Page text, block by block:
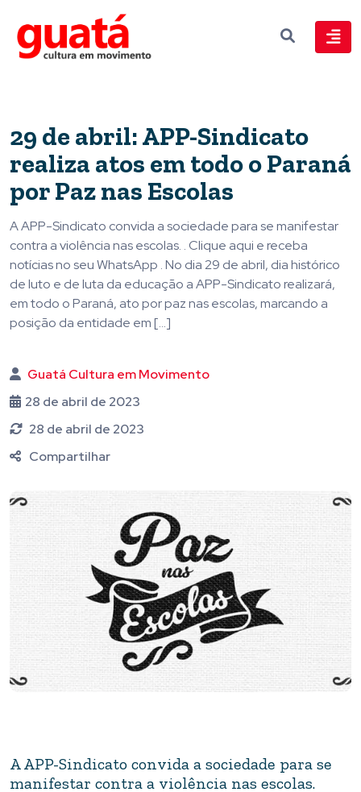
29 de abril: APP-Sindicato
realiza atos em todo o Paraná
por Paz nas Escolas
A APP-Sindicato convida a sociedade para se manifestar
contra a violência nas escolas. . Clique aqui e receba
notícias no seu WhatsApp . No dia 29 de abril, dia histórico
de luto e de luta da educação a APP-Sindicato realizará,
em todo o Paraná, ato por paz nas escolas, marcando a
posição da entidade em […]
Guatá Cultura em Movimento
28 de abril de 2023
28 de abril de 2023
Compartilhar
A APP-Sindicato convida a sociedade para se
manifestar contra a violência nas escolas.